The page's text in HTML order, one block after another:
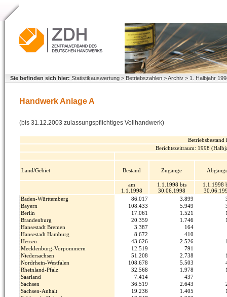
Sie befinden sich hier: Statistikauswertung > Betriebszahlen > Archiv > 1. Halbjahr
Handwerk Anlage A
(bis 31.12.2003 zulassungspflichtiges Vollhandwerk)